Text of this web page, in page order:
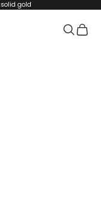
gold
Search
Cart